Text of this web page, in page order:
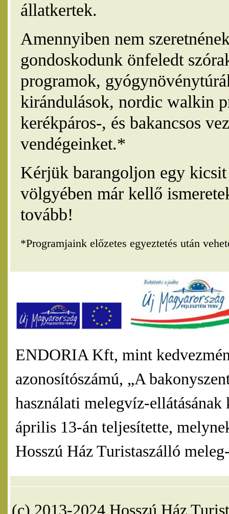
állatkertek.
Amennyiben nem
gondoskodunk önfeledt
programok,
kirándulások, nordic walkin
kerékpáros-, és bakancsos
vendégeinket.*
Kérjük barangoljon egy
völgyében már kellő
tovább!
*Programjaink előzetes egyeztetés után
ENDORIA Kft, mint
azonosítószámú, „A
használati melegvíz-
április 13-án teljesítette,
Hosszú Ház Turistaszálló
(c) 2013-2024 Hosszú Ház